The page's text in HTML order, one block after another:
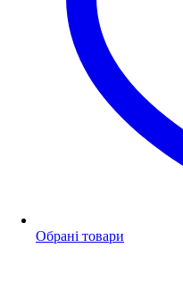
Обрані товари